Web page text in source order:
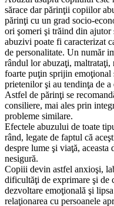
sărace dar părinţii copiilor
părinţi cu un grad socio-
ori şomeri şi trăind din
abuzivi poate fi caracterizat
de personalitate. Un număr
rândul lor abuzaţi,
foarte puţin sprijin
prietenilor şi au tendinţa de
Astfel de părinţi se
consiliere, mai ales prin
probleme similare.
Efectele abuzului de toate
rând, legate de faptul că
despre lume şi viaţă,
nesigură.
Copiii devin astfel anxioşi,
dificultăţi de exprimare şi de
dezvoltare emoţională şi
relaţionarea cu persoanele